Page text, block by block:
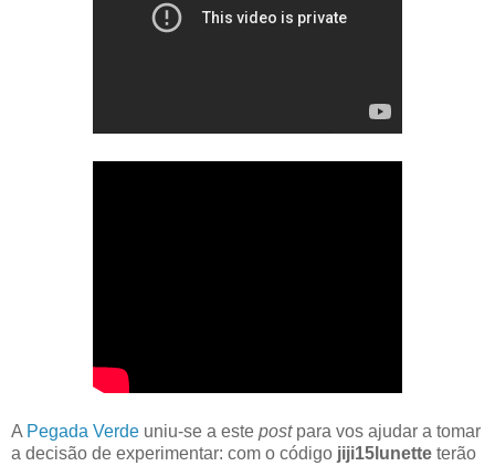
A Pegada Verde uniu-se a este postpara vos ajudar a tomar
a decisão de experimentar: com o código jiji15lunette terão